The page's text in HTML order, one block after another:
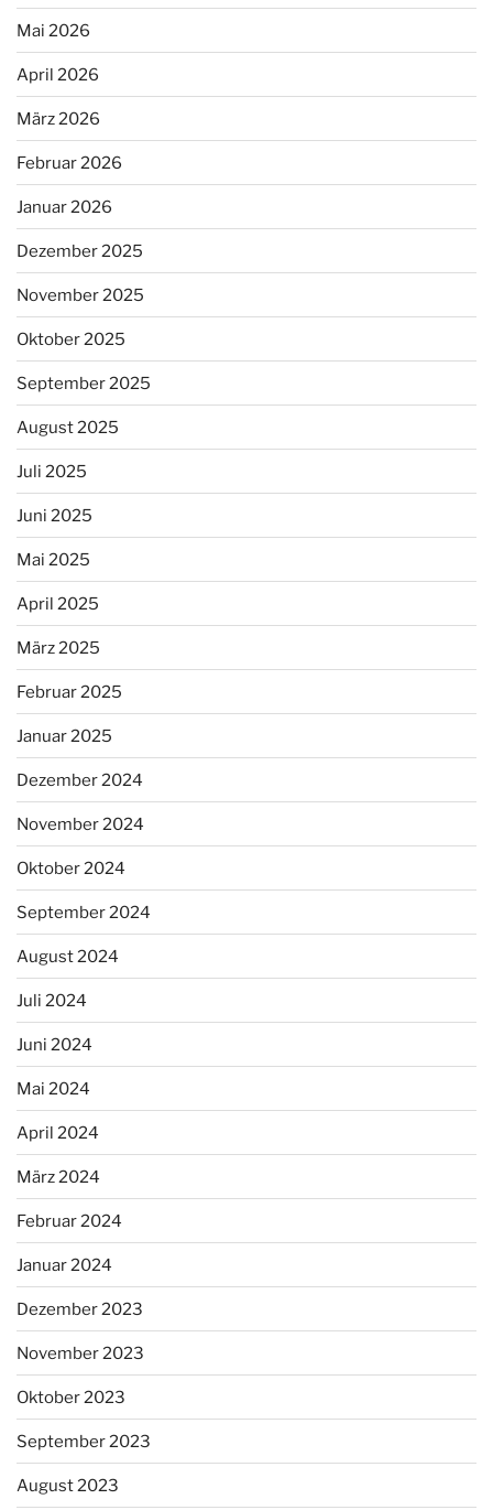
Mai 2026
April 2026
März 2026
Februar 2026
Januar 2026
Dezember 2025
November 2025
Oktober 2025
September 2025
August 2025
Juli 2025
Juni 2025
Mai 2025
April 2025
März 2025
Februar 2025
Januar 2025
Dezember 2024
November 2024
Oktober 2024
September 2024
August 2024
Juli 2024
Juni 2024
Mai 2024
April 2024
März 2024
Februar 2024
Januar 2024
Dezember 2023
November 2023
Oktober 2023
September 2023
August 2023